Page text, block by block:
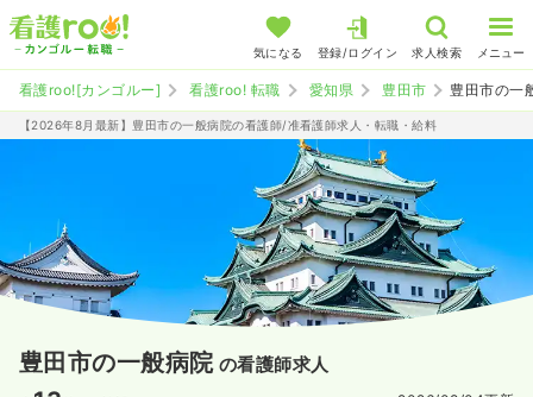
気になる 登録/ログイン 求人検索 メニュー
看護roo![カンゴルー] 看護roo! 転職 愛知県 豊田市 豊田市の一
【2026年8月最新】豊田市の一般病院の看護師/准看護師求人・転職・給料
豊田市の一般病院 の看護師求人